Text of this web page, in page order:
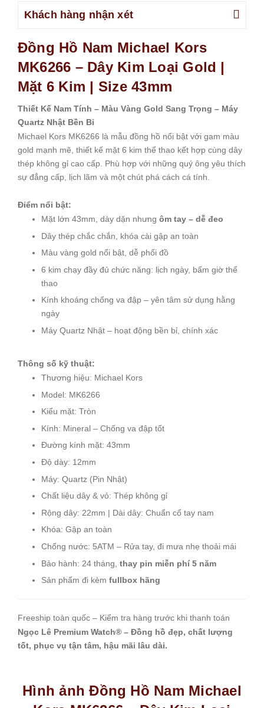
Khách hàng nhận xét
Đồng Hồ Nam Michael Kors
MK6266 – Dây Kim Loại Gold |
Mặt 6 Kim | Size 43mm
Thiết Kế Nam Tính – Màu Vàng Gold Sang Trọng – Máy
Quartz Nhật Bền Bỉ
Michael Kors MK6266 là mẫu đồng hồ nổi bật với gam màu
gold mạnh mẽ, thiết kế mặt 6 kim thể thao kết hợp cùng dây
thép không gỉ cao cấp. Phù hợp với những quý ông yêu thích
sự đẳng cấp, lịch lãm và một chút phá cách cá tính.
Điểm nổi bật:
Mặt lớn 43mm, dày dặn nhưng ôm tay – dễ đeo
Dây thép chắc chắn, khóa cài gập an toàn
Màu vàng gold nổi bật, dễ phối đồ
6 kim chạy đầy đủ chức năng: lịch ngày, bấm giờ thể
thao
Kính khoáng chống va đập – yên tâm sử dụng hằng
ngày
Máy Quartz Nhật – hoạt động bền bỉ, chính xác
Thông số kỹ thuật:
Thương hiệu: Michael Kors
Model: MK6266
Kiểu mặt: Tròn
Kính: Mineral – Chống va đập tốt
Đường kính mặt: 43mm
Độ dày: 12mm
Máy: Quartz (Pin Nhật)
Chất liệu dây & vỏ: Thép không gỉ
Rộng dây: 22mm | Dài dây: Chuẩn cổ tay nam
Khóa: Gập an toàn
Chống nước: 5ATM – Rửa tay, đi mưa nhẹ thoải mái
Bảo hành: 24 tháng, thay pin miễn phí 5 năm
Sản phẩm đi kèm fullbox hãng
Freeship toàn quốc – Kiểm tra hàng trước khi thanh toán
Ngọc Lê Premium Watch® – Đồng hồ đẹp, chất lượng
tốt, phục vụ tận tâm, hậu mãi lâu dài.
Hình ảnhĐồng Hồ Nam Michael